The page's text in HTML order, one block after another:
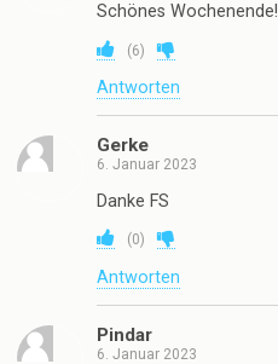
Schönes Wochenende!
(6)
Antworten
Gerke
6. Januar 2023
Danke FS
(0)
Antworten
Pindar
6. Januar 2023